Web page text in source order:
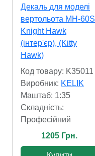
Декаль для моделі
вертольота MH-60S
Knight Hawk
(інтер'єр), (Kitty
Hawk)
Код товару: K35011
Виробник: KELIK
Маштаб: 1:35
Складність:
Професійний
1205 Грн.